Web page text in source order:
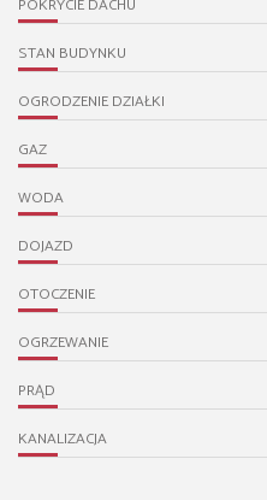
POKRYCIE DACHU
STAN BUDYNKU
OGRODZENIE DZIAŁKI
GAZ
WODA
DOJAZD
OTOCZENIE
OGRZEWANIE
PRĄD
KANALIZACJA